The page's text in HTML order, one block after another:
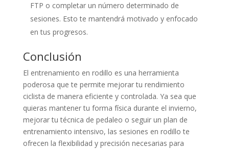
FTP o completar un número determinado de
sesiones. Esto te mantendrá motivado y enfocado
en tus progresos.
Conclusión
El entrenamiento en rodillo es una herramienta
poderosa que te permite mejorar tu rendimiento
ciclista de manera eficiente y controlada. Ya sea que
quieras mantener tu forma física durante el invierno,
mejorar tu técnica de pedaleo o seguir un plan de
entrenamiento intensivo, las sesiones en rodillo te
ofrecen la flexibilidad y precisión necesarias para